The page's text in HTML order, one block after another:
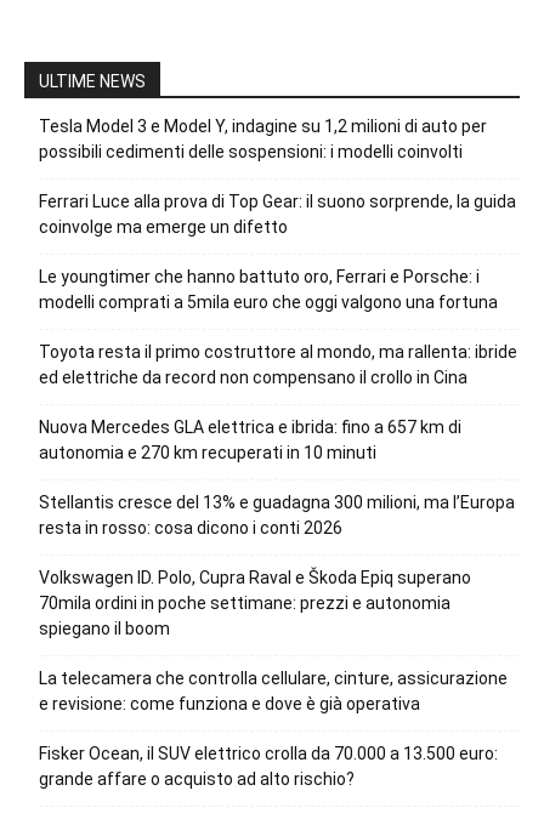
ULTIME NEWS
Tesla Model 3 e Model Y, indagine su 1,2 milioni di auto per
possibili cedimenti delle sospensioni: i modelli coinvolti
Ferrari Luce alla prova di Top Gear: il suono sorprende, la guida
coinvolge ma emerge un difetto
Le youngtimer che hanno battuto oro, Ferrari e Porsche: i
modelli comprati a 5mila euro che oggi valgono una fortuna
Toyota resta il primo costruttore al mondo, ma rallenta: ibride
ed elettriche da record non compensano il crollo in Cina
Nuova Mercedes GLA elettrica e ibrida: fino a 657 km di
autonomia e 270 km recuperati in 10 minuti
Stellantis cresce del 13% e guadagna 300 milioni, ma l’Europa
resta in rosso: cosa dicono i conti 2026
Volkswagen ID. Polo, Cupra Raval e Škoda Epiq superano
70mila ordini in poche settimane: prezzi e autonomia
spiegano il boom
La telecamera che controlla cellulare, cinture, assicurazione
e revisione: come funziona e dove è già operativa
Fisker Ocean, il SUV elettrico crolla da 70.000 a 13.500 euro:
grande affare o acquisto ad alto rischio?